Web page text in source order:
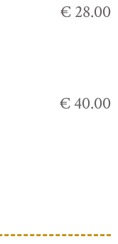
€ 28.00
€ 40.00